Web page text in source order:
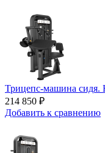
Трицепс-машина сидя.
214 850 ₽
Добавить к сравнению